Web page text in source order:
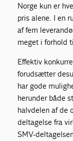
Norge kun er
pris alene. I en
af fem
meget i forhold
Effektiv
forudsætter
har gode
herunder både
halvdelen af de
deltagelse fra
SMV-